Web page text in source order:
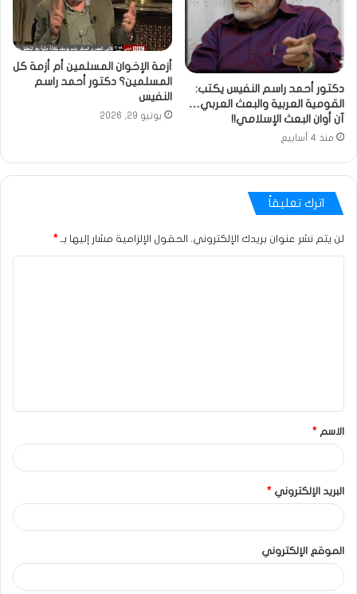
دكتور أحمد راسم النفيس يكتب:
القومية العربية والبعث العربي…
آن أوان البعث الإسلامي!!
منذ 4 أسابيع
أزمة الإخوان المسلمين أم أزمة كل
المسلمين؟ دكتور أحمد راسم
النفيس
يونيو 29, 2026
اترك تعليقاً
لن يتم نشر عنوان بريدك الإلكتروني. الحقول الإلزامية مشار إليها بـ *
الاسم *
البريد الإلكتروني *
الموقع الإلكتروني